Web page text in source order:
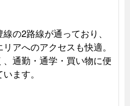
の2路線が通っており、
アへのアクセスも快適。
通勤・通学・買い物に便
ます。